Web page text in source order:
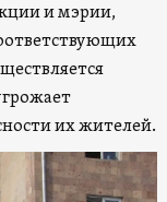
и мэрии,
их жителей.